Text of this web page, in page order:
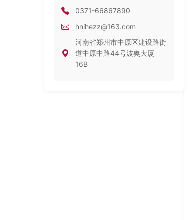
0371-66867890
hnihezz@163.com
河南省郑州市中原区建设路街
道中原中路44号波奥大厦
16B